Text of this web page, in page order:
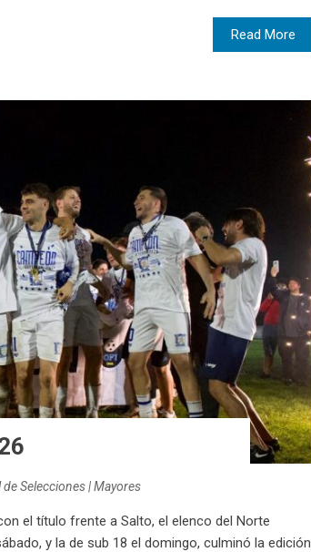
Read More
Selecciones | Mayores
el título frente a Salto, el elenco del Norte
y la de sub 18 el domingo, culminó la edición